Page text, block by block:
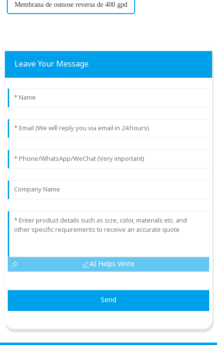
Membrana de osmose reversa de 400 gpd
Leave Your Message
AI Helps Write
Send